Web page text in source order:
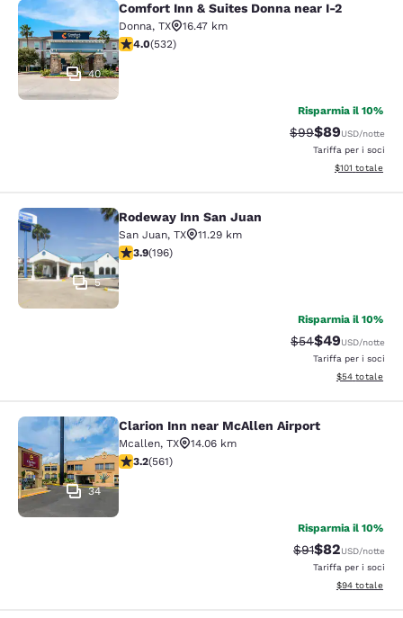
Comfort Inn & Suites Donna near I-2
40
Comfort Inn & Suites Donna near I-2
Donna, TX
16.47 km
Valutazione di 3.99 stelle. Buono. 532 recensioni
4.0(532)
Risparmia il 10%
Tariffa di
$99Tariffa
$89USD/notte
Tariffa per i soci
Visualizza i
$101 totale
Rodeway Inn San Juan
5
Rodeway Inn San Juan
San Juan, TX
11.29 km
Valutazione di 3.91 stelle. Buono. 196 recensioni
3.9(196)
Risparmia il 10%
Tariffa di
$54Tariffa
$49USD/notte
Tariffa per i soci
Visualizza i
$54 totale
Clarion Inn near McAllen Airport
34
Clarion Inn near McAllen Airport
Mcallen, TX
14.06 km
Valutazione di 3.22 stelle. Buono. 561 recensioni
3.2(561)
Risparmia il 10%
Tariffa di
$91Tariffa
$82USD/notte
Tariffa per i soci
Visualizza i
$94 totale